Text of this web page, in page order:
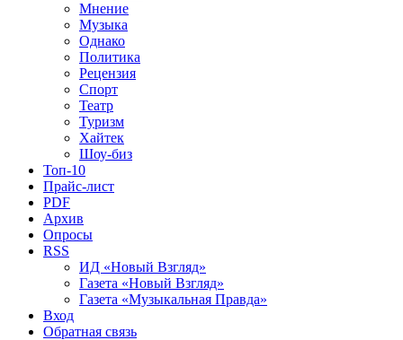
Мнение
Музыка
Однако
Политика
Рецензия
Спорт
Театр
Туризм
Хайтек
Шоу-биз
Топ-10
Прайс-лист
PDF
Архив
Опросы
RSS
ИД «Новый Взгляд»
Газета «Новый Взгляд»
Газета «Музыкальная Правда»
Вход
Обратная связь